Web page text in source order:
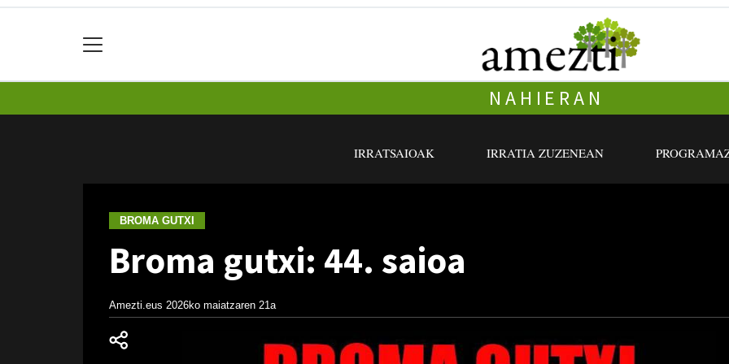
NAHIERAN
IRRATSAIOAK IRRATIA ZUZENEAN
BROMA GUTXI
Broma gutxi: 44. saioa
Amezti.eus 2026ko maiatzaren 21a